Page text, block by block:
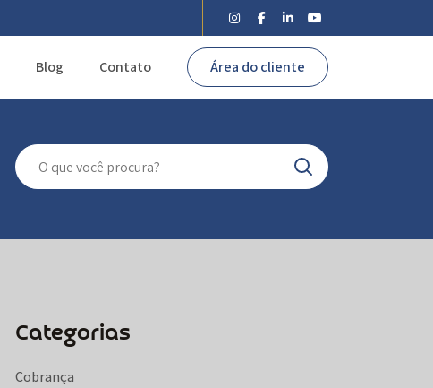
Blog Contato Área do cliente
Categorias
Cobrança